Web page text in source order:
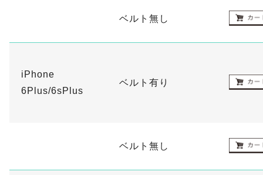
ベルト無し
iPhone
6Plus/6sPlus
ベルト有り
ベルト無し